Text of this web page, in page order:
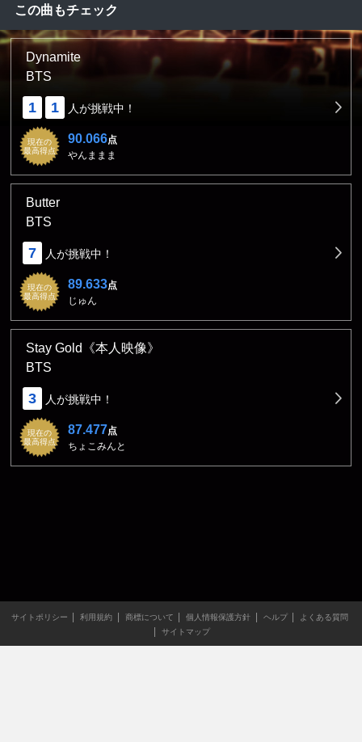
この曲もチェック
Dynamite
BTS
1 1 人が挑戦中！
現在の
最高得点
90.066点
やんままま
Butter
BTS
7 人が挑戦中！
現在の
最高得点
89.633点
じゅん
Stay Gold《本人映像》
BTS
3 人が挑戦中！
現在の
最高得点
87.477点
ちょこみんと
サイトポリシー 利用規約 商標について 個人情報保護方針 ヘルプ
よくある質問
サイトマップ